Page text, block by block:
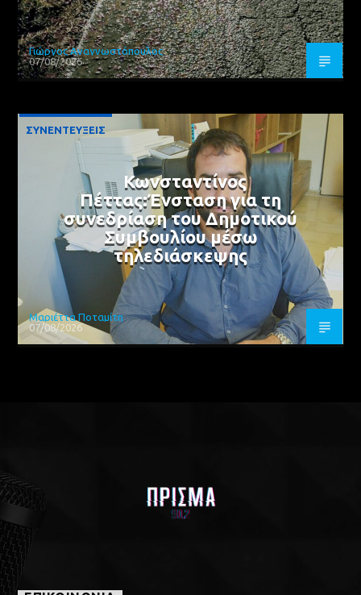
Γιώργος Αναγνωστόπουλος
07/08/2026
ΣΥΝΕΝΤΕΥΞΕΙΣ
Κωνσταντίνος
Πέττας:Ένσταση για τη
συνεδρίαση του Δημοτικού
Συμβουλίου μέσω
τηλεδιάσκεψης
Μαριέττα Ποταμίτη
07/08/2026